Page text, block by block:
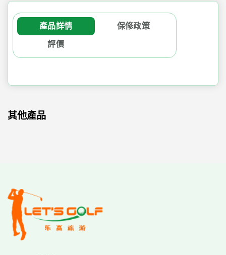
產品詳情 保修政策
評價
其他產品